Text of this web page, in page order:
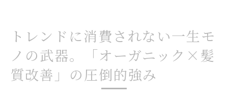
トレンドに消費されない一生モ
ノの武器。「オーガニック×髪
質改善」の圧倒的強み